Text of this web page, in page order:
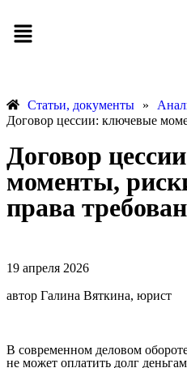
Статьи, документы »
Договор цессии: ключевые
Договор
моменты,
права
19 апреля 2026
автор Галина Вяткина, юрист
В современном деловом
не может оплатить долг